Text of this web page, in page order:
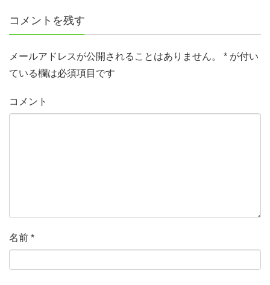
コメントを残す
メールアドレスが公開されることはありません。 * が付い
ている欄は必須項目です
コメント
名前 *